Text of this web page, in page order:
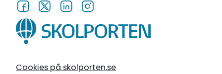
Cookies på skolporten.se